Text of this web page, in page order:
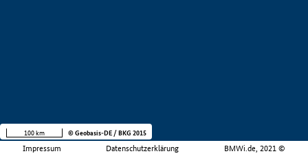
Impressum Datenschutzerklärung BMWi.de, 2021 ©
100 km © Geobasis-DE / BKG 2015